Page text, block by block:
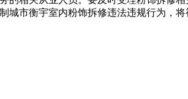
市衡宇室内粉饰拆修违法违规行为，